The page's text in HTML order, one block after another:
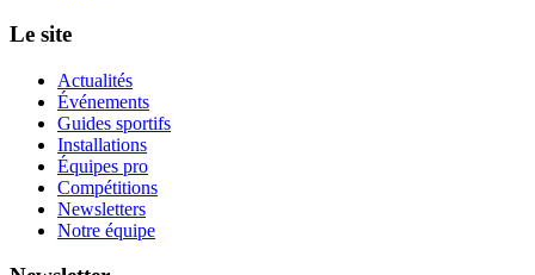
Le site
Actualités
Événements
Guides sportifs
Installations
Équipes pro
Compétitions
Newsletters
Notre équipe